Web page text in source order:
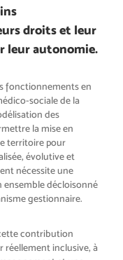
droits et leur
leur autonomie.
fonctionnements en
sociale de la
des
la mise en
territoire pour
évolutive et
nécessite une
ensemble décloisonné
gestionnaire.
contribution
réellement inclusive, à